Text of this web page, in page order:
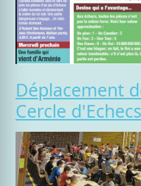
Déplacement
Cercle